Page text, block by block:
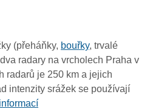
10:05
09:55
09:45
09:35
(přeháňky, bouřky, trvalé
radary na vrcholech Praha v
radarů je 250 km a jejich
intenzity srážek se používají